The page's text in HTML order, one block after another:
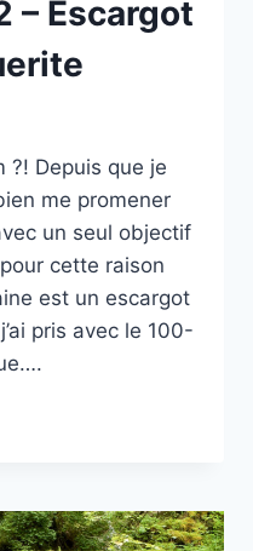
– Escargot
?! Depuis que je
me promener
un seul objectif
cette raison
est un escargot
pris avec le 100-